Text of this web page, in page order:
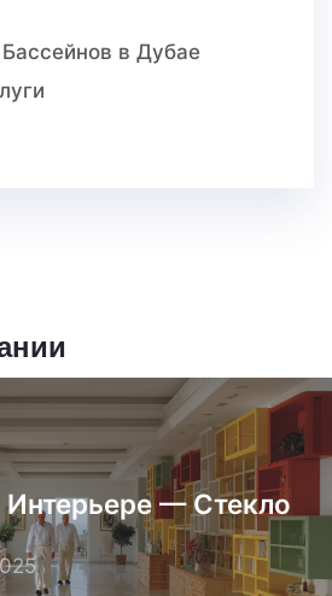
в Дубае
— Стекло